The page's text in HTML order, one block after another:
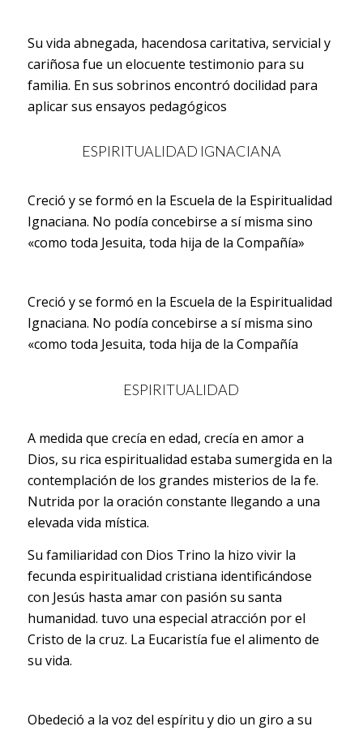
Su vida abnegada, hacendosa caritativa, servicial y
cariñosa fue un elocuente testimonio para su
familia. En sus sobrinos encontró docilidad para
aplicar sus ensayos pedagógicos
ESPIRITUALIDAD IGNACIANA
Creció y se formó en la Escuela de la Espiritualidad
Ignaciana. No podía concebirse a sí misma sino
«como toda Jesuita, toda hija de la Compañía»
Creció y se formó en la Escuela de la Espiritualidad
Ignaciana. No podía concebirse a sí misma sino
«como toda Jesuita, toda hija de la Compañía
ESPIRITUALIDAD
A medida que crecía en edad, crecía en amor a
Dios, su rica espiritualidad estaba sumergida en la
contemplación de los grandes misterios de la fe.
Nutrida por la oración constante llegando a una
elevada vida mística.
Su familiaridad con Dios Trino la hizo vivir la
fecunda espiritualidad cristiana identificándose
con Jesús hasta amar con pasión su santa
humanidad. tuvo una especial atracción por el
Cristo de la cruz. La Eucaristía fue el alimento de
su vida.
Obedeció a la voz del espíritu y dio un giro a su